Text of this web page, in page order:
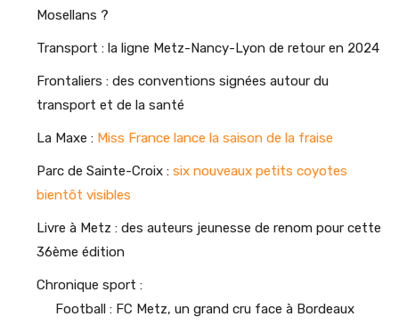
Mosellans ?
Transport : la ligne Metz-Nancy-Lyon de retour en 2024
Frontaliers : des conventions signées autour du
transport et de la santé
La Maxe : Miss France lance la saison de la fraise
Parc de Sainte-Croix : six nouveaux petits coyotes
bientôt visibles
Livre à Metz : des auteurs jeunesse de renom pour cette
36ème édition
Chronique sport :
Football : FC Metz, un grand cru face à Bordeaux